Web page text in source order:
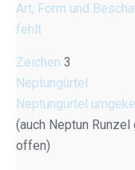
Art, Form und
fehlt
Zeichen 3
Neptungürtel
Neptungürtel
(auch Neptun
offen)